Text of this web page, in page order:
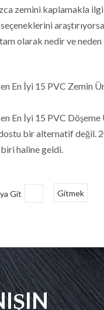
zemini kaplamakla
tam olarak nedir ve
En İyi 15 PVC Zemin
En İyi 15 PVC
bir alternatif değil.
haline geldi.
Git Gitmek